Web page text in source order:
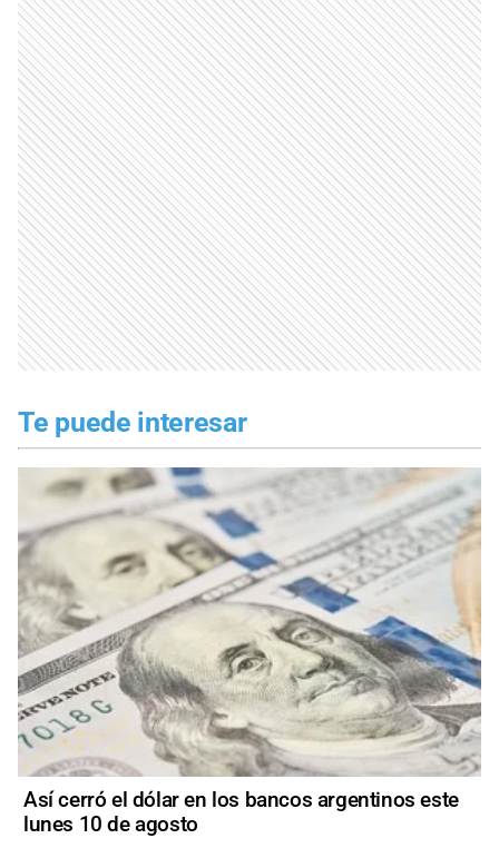
Te puede interesar
Así cerró el dólar en los bancos argentinos este
lunes 10 de agosto